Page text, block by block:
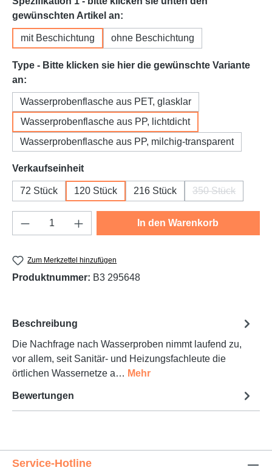
gewünschten Artikel an:
mit Beschichtung ohne Beschichtung
Type - Bitte klicken sie hier die gewünschte Variante
an:
Wasserprobenflasche aus PET, glasklar
Wasserprobenflasche aus PP, lichtdicht
Wasserprobenflasche aus PP, milchig-transparent
Verkaufseinheitauswählen
72 Stück 120 Stück 216 Stück 350 Stück
Produkt Anzahl: Gib den gewünschten
In den Warenkorb
Zum Merkzettel hinzufügen
Produktnummer: B3 295648
Beschreibung
Die Nachfrage nach Wasserproben nimmt laufend zu,
vor allem, seit Sanitär- und Heizungsfachleute die
örtlichen Wassernetze a… Mehr
Bewertungen
Service-Hotline